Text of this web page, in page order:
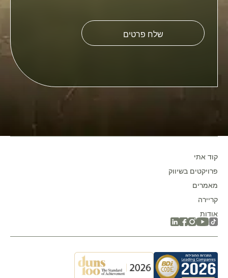
leave
this
אודות
קריירה
מאמרים
פרויקטים בשיווק
קוד אתי